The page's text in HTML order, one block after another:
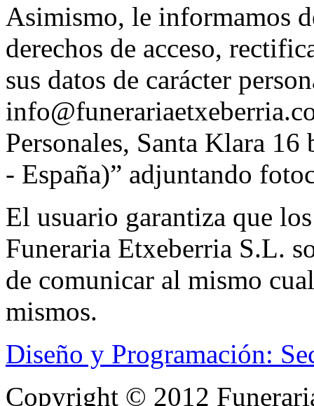
Asimismo, le informamos
derechos de acceso,
sus datos de carácter
Personales, Santa Klara
- España)” adjuntando
El usuario garantiza que
Funeraria Etxeberria S.L.
de comunicar al mismo
mismos.
Diseño y Programación:
Copyright © 2012